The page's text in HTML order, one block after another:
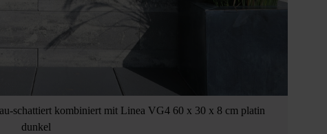
schattiert kombiniert mit Linea VG4 60 x 30 x 8 cm platin
dunkel